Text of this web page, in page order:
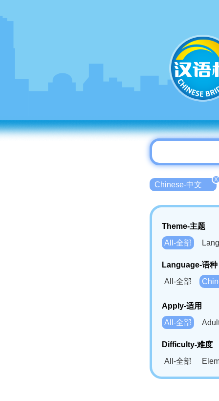
Chinese-中文
X
Theme-主题
All-全部
Language-语种
All-全部
Bahasa
Swahili(SW)-
Apply-适用
All-全部
Difficulty-难度
All-全部